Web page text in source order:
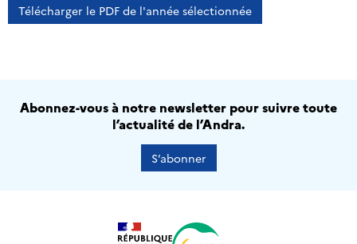
Télécharger le PDF de l'année sélectionnée
Abonnez-vous à notre newsletter pour suivre toute
l’actualité de l’Andra.
S’abonner